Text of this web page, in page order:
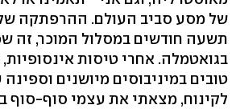
של מסע סביב העולם. ההרפתקה
תשעה חודשים במסלול המוכר, זה
בגואטמלה. אחרי טיסות
טובים במיניבוסים מיושנים
לקינוח, מצאתי את עצמי סוף-סוף